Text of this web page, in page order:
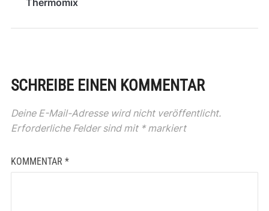
SCHREIBE EINEN KOMMENTAR
Deine E-Mail-Adresse wird nicht veröffentlicht.
Erforderliche Felder sind mit *markiert
KOMMENTAR *